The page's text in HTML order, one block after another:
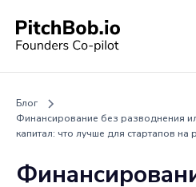
Блог
Финансирование без разводнения
капитал: что лучше для стартапов на